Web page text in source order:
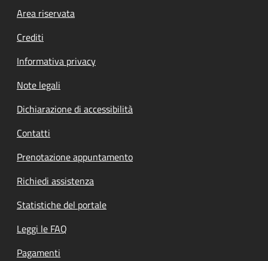
Footer menu
Area riservata
Crediti
Informativa privacy
Note legali
Dichiarazione di accessibilità
Contatti
Prenotazione appuntamento
Richiedi assistenza
Statistiche del portale
Leggi le FAQ
Pagamenti